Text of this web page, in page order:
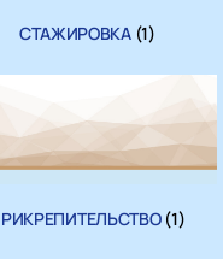
СТАЖИРОВКА (1)
(1)